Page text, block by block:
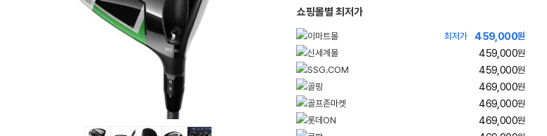
쇼핑몰별 최저가
최저가 459,000원
459,000원
459,000원
469,000원
469,000원
469,000원